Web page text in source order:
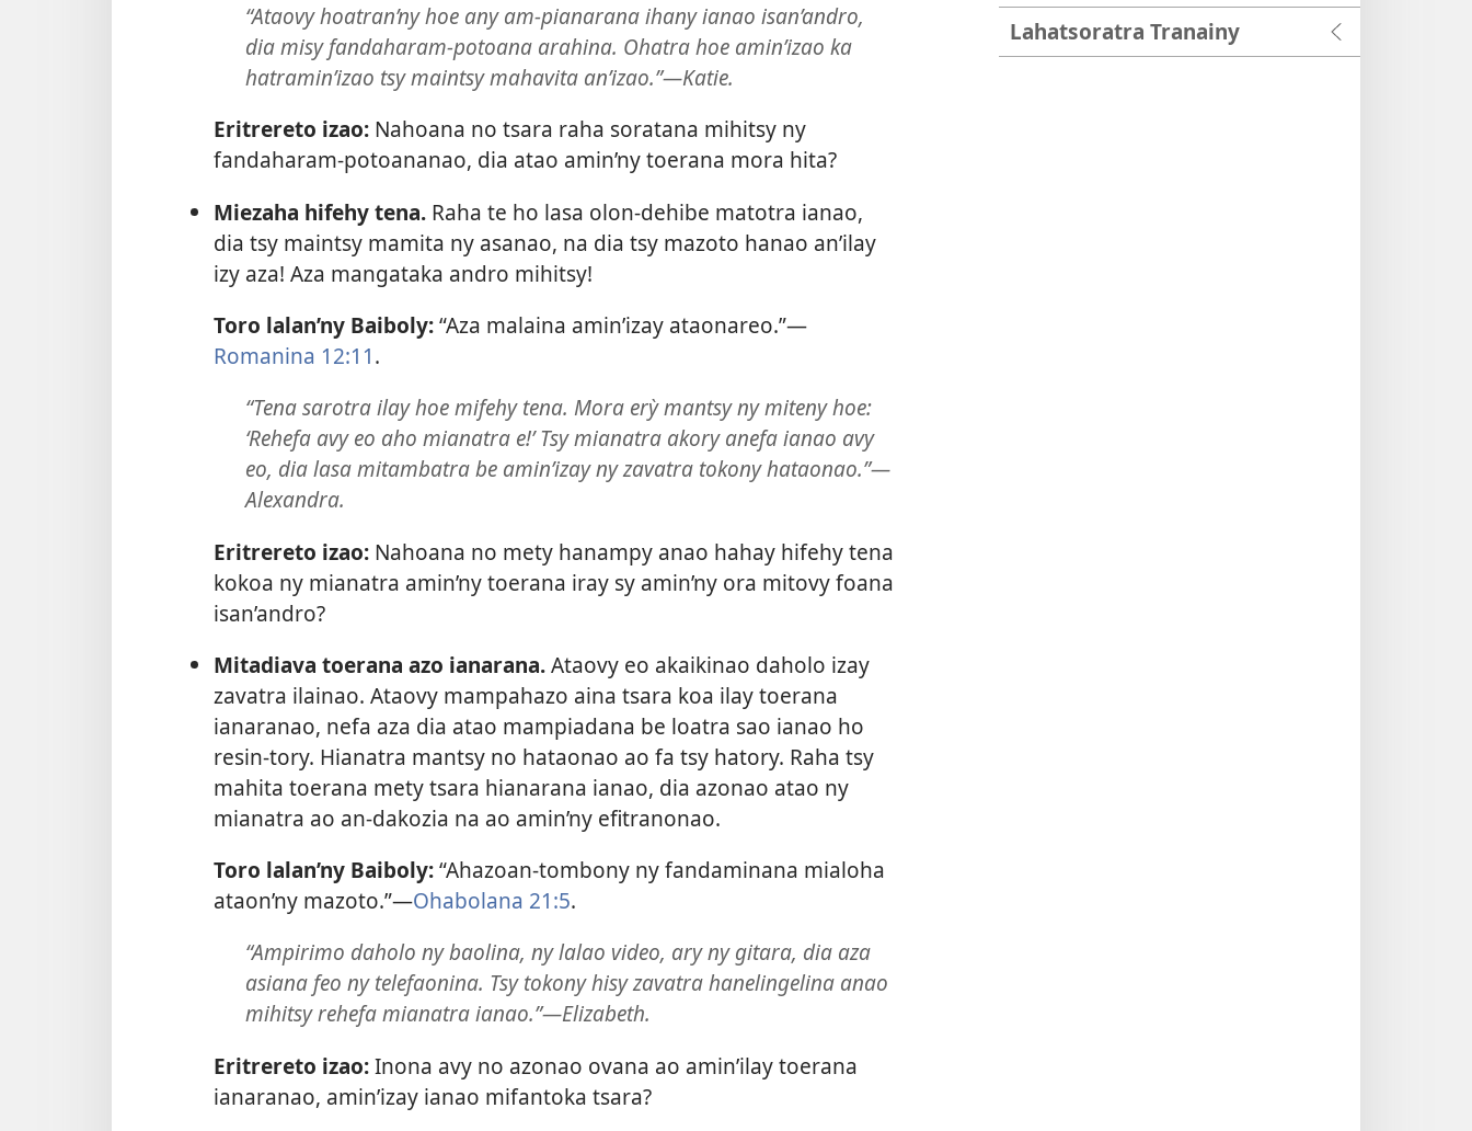
“Ataovy hoatran’ny hoe any am-pianarana ihany ianao isan’andro,
dia misy fandaharam-potoana arahina. Ohatra hoe amin’izao ka
hatramin’izao tsy maintsy mahavita an’izao.”—Katie.
Eritrereto izao:Nahoana no tsara raha soratana mihitsy ny
fandaharam-potoananao, dia atao amin’ny toerana mora hita?
Miezaha hifehy tena.Raha te ho lasa olon-dehibe matotra ianao,
dia tsy maintsy mamita ny asanao, na dia tsy mazoto hanao an’ilay
izy aza! Aza mangataka andro mihitsy!
Toro lalan’ny Baiboly:“Aza malaina amin’izay ataonareo.”—
Romanina 12:11.
“Tena sarotra ilay hoe mifehy tena. Mora erỳ mantsy ny miteny hoe:
‘Rehefa avy eo aho mianatra e!’ Tsy mianatra akory anefa ianao avy
eo, dia lasa mitambatra be amin’izay ny zavatra tokony hataonao.”—
Alexandra.
Eritrereto izao:Nahoana no mety hanampy anao hahay hifehy tena
kokoa ny mianatra amin’ny toerana iray sy amin’ny ora mitovy foana
isan’andro?
Mitadiava toerana azo ianarana.Ataovy eo akaikinao daholo izay
zavatra ilainao. Ataovy mampahazo aina tsara koa ilay toerana
ianaranao, nefa aza dia atao mampiadana be loatra sao ianao ho
resin-tory. Hianatra mantsy no hataonao ao fa tsy hatory. Raha tsy
mahita toerana mety tsara hianarana ianao, dia azonao atao ny
mianatra ao an-dakozia na ao amin’ny efitranonao.
Toro lalan’ny Baiboly:“Ahazoan-tombony ny fandaminana mialoha
ataon’ny mazoto.”—Ohabolana 21:5.
“Ampirimo daholo ny baolina, ny lalao video, ary ny gitara, dia aza
asiana feo ny telefaonina. Tsy tokony hisy zavatra hanelingelina anao
mihitsy rehefa mianatra ianao.”—Elizabeth.
Eritrereto izao:Inona avy no azonao ovana ao amin’ilay toerana
ianaranao, amin’izay ianao mifantoka tsara?
Lahatsoratra Tranainy